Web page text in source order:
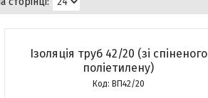
Ізоляція труб 42/20 (зі спіненого
поліетилену)
ВП42/20